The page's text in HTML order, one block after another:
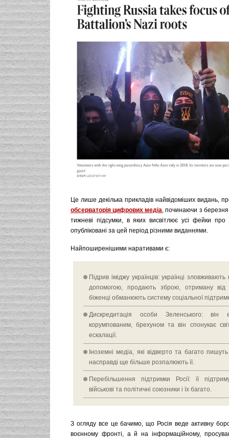
Це лише декілька прикладів найвідоміших видань,
обсерваторія цифрових медіа, починаючи з
тижневі підсумки, в яких висвітлює усі фейки
опубліковані за цей період різними виданнями.
Найпоширенішими наративами є:
Підрив іміджу українців: українці
допомогою, продають зброю, отриману від
біженці обманюють систему соціальної
Дискредитація особи Зеленського: він
корумпованим, брехуном та він спонукає
ескалації.
Іноземні медіа, які відверто та багато
насправді ще більше розпалюють її.
Перебільшення підтримки Росії: її
військові та політичні союзники і їх багато.
З огляду все це бачимо, що Росія веде активну
воєнному фронті, а й на інформаційному,